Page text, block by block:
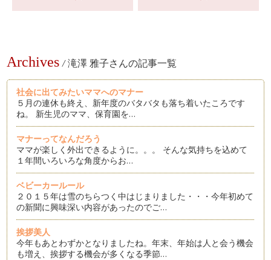
Archives / 滝澤 雅子さんの記事一覧
社会に出てみたいママへのマナー
５月の連休も終え、新年度のバタバタも落ち着いたころです
ね。 新生児のママ、保育園を…
マナーってなんだろう
ママが楽しく外出できるように。。。 そんな気持ちを込めて
１年間いろいろな角度からお…
ベビーカールール
２０１５年は雪のちらつく中はじまりました・・・今年初めて
の新聞に興味深い内容があったのでご…
挨拶美人
今年もあとわずかとなりましたね。年末、年始は人と会う機会
も増え、挨拶する機会が多くなる季節…